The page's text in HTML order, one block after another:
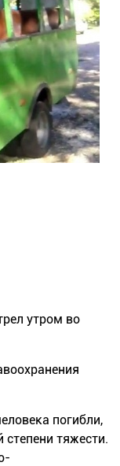
утром во
погибли,
степени тяжести.